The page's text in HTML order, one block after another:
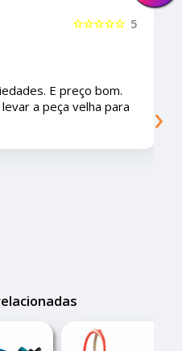
5
☆☆☆☆☆
super atenciosos e
bons!
›